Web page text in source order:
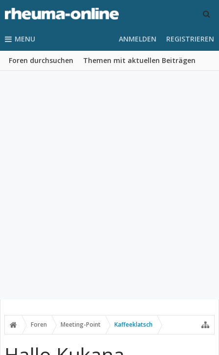
MENU
Foren durchsuchen Themen mit aktuellen Beiträgen
ANMELDEN REGISTRIEREN
Foren Meeting-Point Kaffeeklatsch